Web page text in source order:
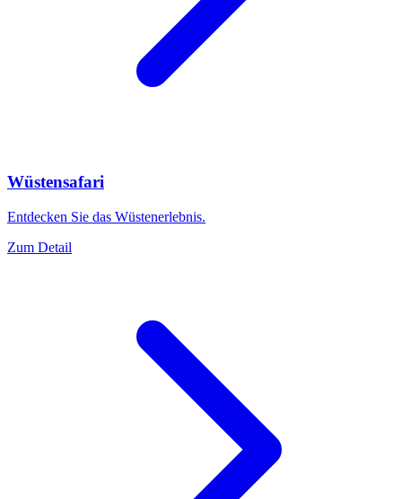
Wüstensafari
Entdecken Sie das Wüstenerlebnis.
Zum Detail